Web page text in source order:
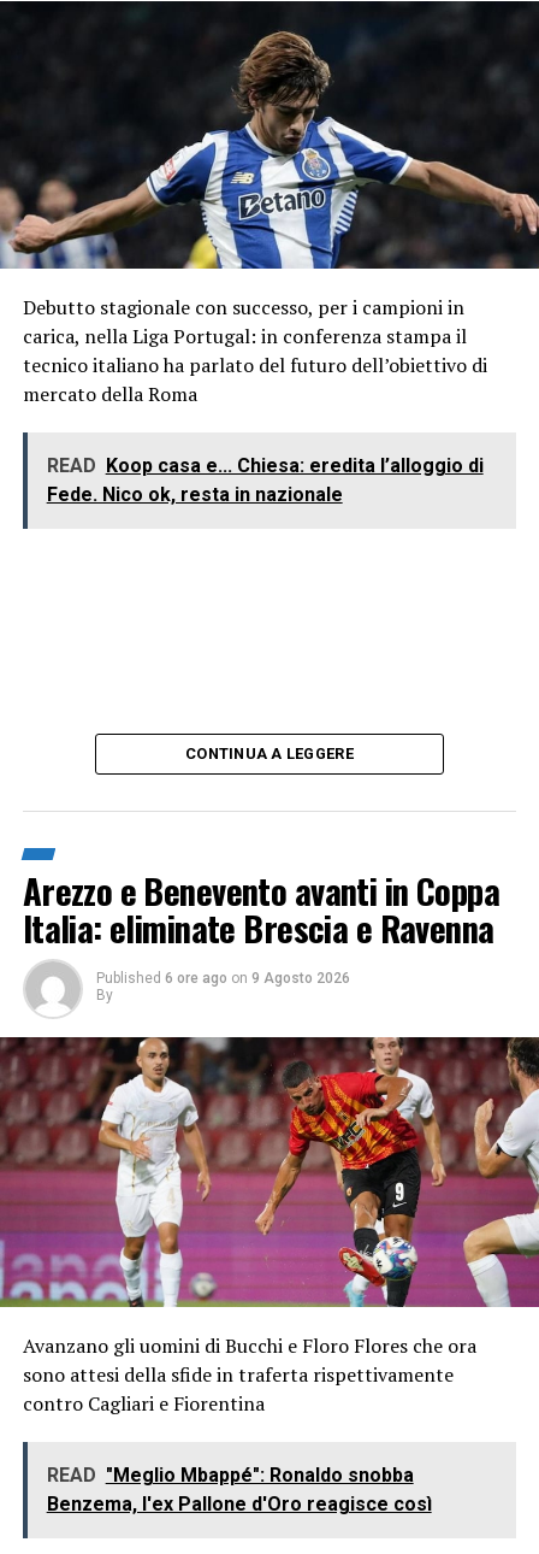
Debutto stagionale con successo, per i campioni in
carica, nella Liga Portugal: in conferenza stampa il
tecnico italiano ha parlato del futuro dell’obiettivo di
mercato della Roma
READ
Koop casa e... Chiesa: eredita l’alloggio di
Fede. Nico ok, resta in nazionale
CONTINUA A LEGGERE
Arezzo e Benevento avanti in Coppa
Italia: eliminate Brescia e Ravenna
Published 6 ore ago on 9 Agosto 2026
By
Avanzano gli uomini di Bucchi e Floro Flores che ora
sono attesi della sfide in traferta rispettivamente
contro Cagliari e Fiorentina
READ "Meglio Mbappé": Ronaldo snobba
Benzema, l'ex Pallone d'Oro reagisce così